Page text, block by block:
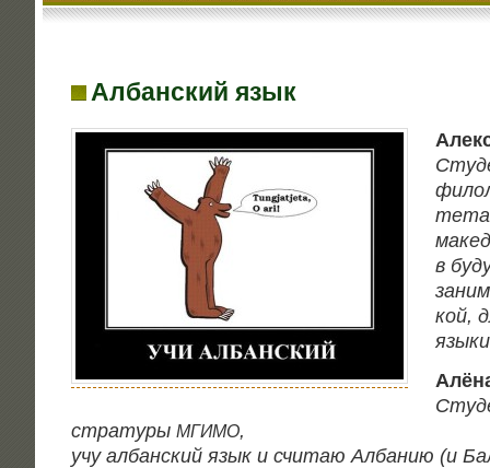
Албанский язык
в
кой,
стра­ту­ры МГИМО,
учу албан­ский язык и счи­таю Алба­нию (и